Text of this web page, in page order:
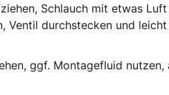
Schlauch mit etwas Luft
Ventil durchstecken und leicht
ggf. Montagefluid nutzen,